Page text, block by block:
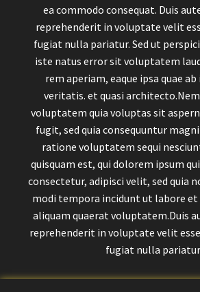
ea commodo consequat. Duis
reprehenderit in voluptate velit
fugiat nulla pariatur. Sed ut
iste natus error sit voluptatem
rem aperiam, eaque ipsa quae
veritatis. et quasi
voluptatem quia voluptas sit
fugit, sed quia consequuntur
ratione voluptatem sequi
quisquam est, qui dolorem ipsum
consectetur, adipisci velit, sed quia
modi tempora incidunt ut labore
aliquam quaerat voluptatem.Duis
reprehenderit in voluptate velit
fugiat nulla